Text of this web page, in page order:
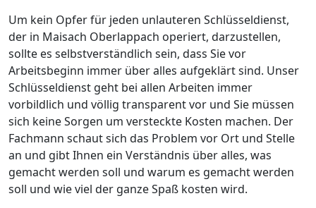
Um kein Opfer für jeden unlauteren Schlüsseldienst,
der in Maisach Oberlappach operiert, darzustellen,
sollte es selbstverständlich sein, dass Sie vor
Arbeitsbeginn immer über alles aufgeklärt sind. Unser
Schlüsseldienst geht bei allen Arbeiten immer
vorbildlich und völlig transparent vor und Sie müssen
sich keine Sorgen um versteckte Kosten machen. Der
Fachmann schaut sich das Problem vor Ort und Stelle
an und gibt Ihnen ein Verständnis über alles, was
gemacht werden soll und warum es gemacht werden
soll und wie viel der ganze Spaß kosten wird.